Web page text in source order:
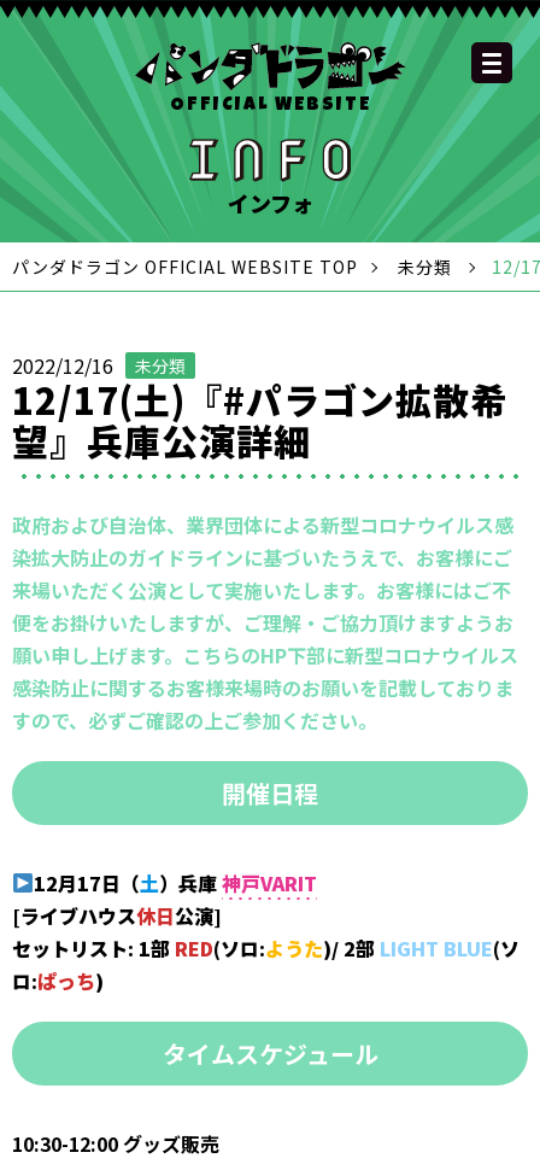
OFFICIAL WEBSITEOFFICIAL SITE TOP
NEWS MEMBER
SCHEDULE DISCOGRAPHY
GOODS
FAQ CONTACT
YOUTUBE
CHANNEL
INSTAGRAM
OFFICIAL
TWITTER
OFFICIAL LINE
ACCOUNT
OFFICIAL
TIKTOK
インフォ
パンダドラゴン OFFICIAL WEBSITE TOP 未分類 12/
2022/12/16 未分類
12/17(土)『#パラゴン拡散希
望』兵庫公演詳細
政府および自治体、業界団体による新型コロナウイルス感
染拡大防止のガイドラインに基づいたうえで、お客様にご
来場いただく公演として実施いたします。お客様にはご不
便をお掛けいたしますが、ご理解・ご協力頂けますようお
願い申し上げます。こちらのHP下部に新型コロナウイルス
感染防止に関するお客様来場時のお願いを記載しておりま
すので、必ずご確認の上ご参加ください。
開催日程
12月17日 （土）兵庫神戸VARIT
[ライブハウス休日公演]
セットリスト: 1部 RED(ソロ:ようた)/ 2部 LIGHT BLUE(ソ
ロ:ぱっち)
タイムスケジュール
10:30-12:00 グッズ販売